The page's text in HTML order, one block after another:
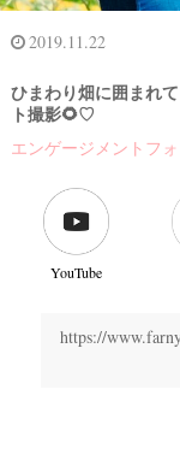
2019.11.22
ひまわり畑に囲まれ
ト撮影🌻♡
エンゲージメントフォ
YouTube
https://
婚